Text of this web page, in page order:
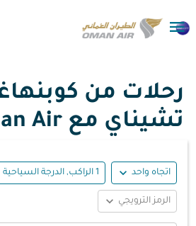

رحلات من
تشيناي مع Oman Air بدءًا
اتجاه واحد expand_more 1 الراكب, الدرجة السياحية
الرمز الترويجي expand_more